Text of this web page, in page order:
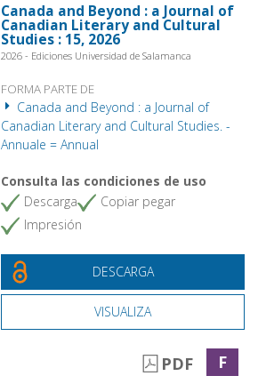
Canada and Beyond : a Journal of
Canadian Literary and Cultural
Studies : 15, 2026
2026 - Ediciones Universidad de Salamanca
FORMA PARTE DE
Canada and Beyond : a Journal of
Canadian Literary and Cultural Studies. -
Annuale = Annual
Consulta las condiciones de uso
Descarga
Copiar pegar
Impresión
DESCARGA
VISUALIZA
PDF F